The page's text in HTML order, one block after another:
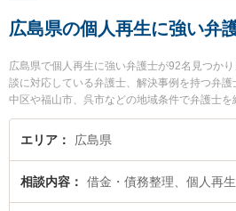
広島県の個人再生に強い弁
広島県で個人再生に強い弁護士が92名見つか
談に対応している弁護士、解決事例を持つ弁
中区や福山市、呉市などの地域条件で弁護士
に関係する消費者金融の債務整理やクレジッ
務整理等の細かな分野での絞り込み検索もで
す。『広島県で土日や夜間に発生した個人再
相談したい』『個人再生のトラブル解決の実
エリア 広島県
相談内容 借金・債務整理、個人再生